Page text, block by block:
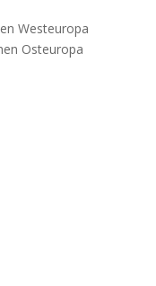
Westeuropa
Osteuropa